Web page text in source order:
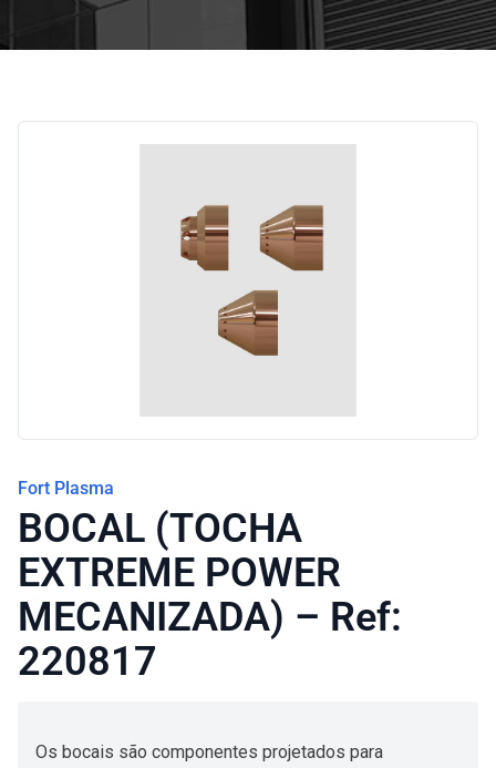
Catálogos
Fort Plasma
BOCAL (TOCHA
EXTREME POWER
MECANIZADA) – Ref:
220817
Os bocais são componentes projetados para